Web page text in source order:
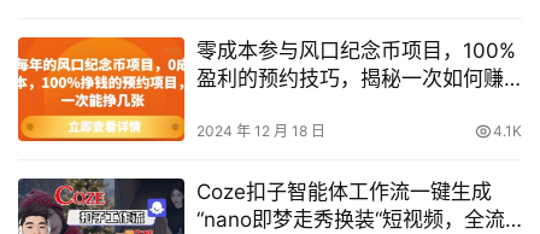
零成本参与风口纪念币项目，100%
盈利的预约技巧，揭秘一次如何赚
2024 年 12 月 18 日 4.1K
Coze扣子智能体工作流一键生成
“nano即梦走秀换装“短视频，全流